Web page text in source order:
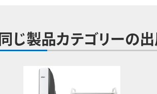
同じ製品カテゴリーの出